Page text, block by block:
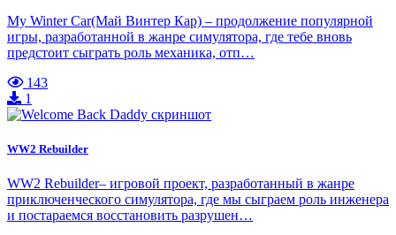
My Winter Car(Май Винтер Кар) – продолжение популярной
игры, разработанной в жанре симулятора, где тебе вновь
предстоит сыграть роль механика, отп…
143
1
WW2 Rebuilder
WW2 Rebuilder– игровой проект, разработанный в жанре
приключенческого симулятора, где мы сыграем роль инженера
и постараемся восстановить разрушен…